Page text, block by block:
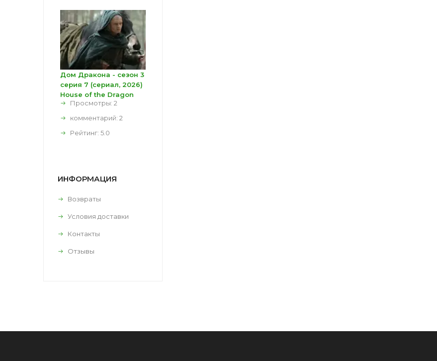
Дом Дракона - сезон 3
серия 7 (сериал, 2026)
House of the Dragon
Просмотры: 2
комментарий: 2
Рейтинг: 5.0
ИНФОРМАЦИЯ
Возвраты
Условия доставки
Контакты
Отзывы